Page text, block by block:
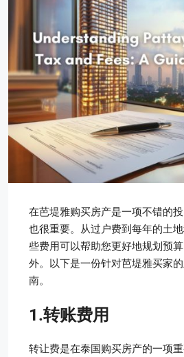
在芭堤雅购买房产是一项不错的
也很重要。从过户费到每年的土
些费用可以帮助您更好地规划预
外。以下是一份针对芭堤雅买家
南。
1.转账费用
转让费是在泰国购买房产的一项